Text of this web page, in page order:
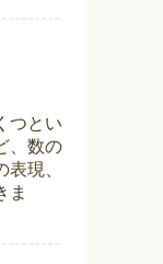
つとい
、数の
現、
ま